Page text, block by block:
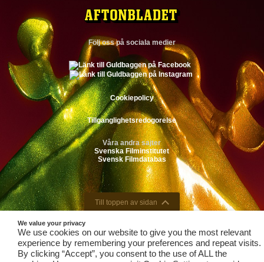
Följ oss på sociala medier
Cookiepolicy
Tillganglighetsredogorelse
Våra andra sajter
Svenska Filminstitutet
Svensk Filmdatabas
Till toppen av sidan
We value your privacy
We use cookies on our website to give you the most relevant
experience by remembering your preferences and repeat visits.
By clicking “Accept”, you consent to the use of ALL the